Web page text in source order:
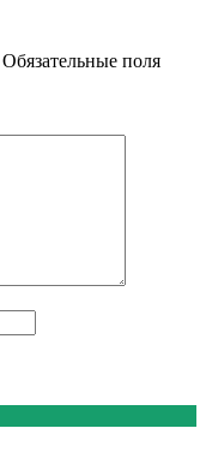
Обязательные поля